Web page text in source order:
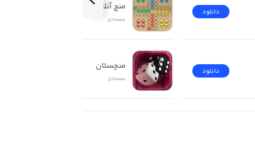
دانلود
دانلود
منچ آنلاین
صفحه‌ای
منچستان
صفحه‌ای